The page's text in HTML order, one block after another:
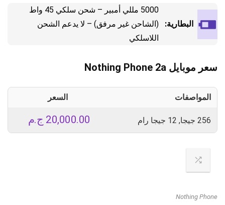
البطارية:
5000 مللي أمبير – شحن سلكي 45 واط
(الشاحن غير مرفق) – لا يدعم الشحن
اللاسلكي
سعر موبايل Nothing Phone 2a
المواصفات السعر
256 جيجا, 12 جيجا رام ج.م 20,000.00
Nothing Phone